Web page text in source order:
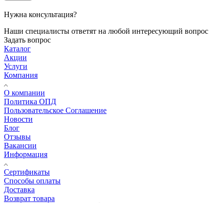
Нужна консультация?
Наши специалисты ответят на любой интересующий вопрос
Задать вопрос
Каталог
Акции
Услуги
Компания
О компании
Политика ОПД
Пользовательское Соглашение
Новости
Блог
Отзывы
Вакансии
Информация
Сертификаты
Способы оплаты
Доставка
Возврат товара